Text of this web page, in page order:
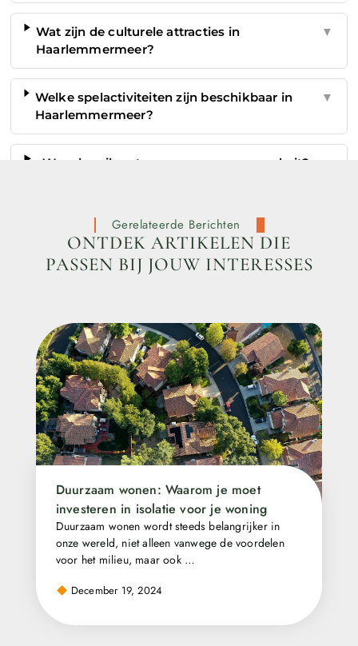
Wat zijn de culturele attracties in
Haarlemmermeer?
▼
Welke spelactiviteiten zijn beschikbaar in
Haarlemmermeer?
▼
Waar kan ik entspannen na een avond uit?
Gerelateerde Berichten
ONTDEK ARTIKELEN DIE
PASSEN BIJ JOUW INTERESSES
Duurzaam wonen: Waarom je moet
investeren in isolatie voor je woning
Duurzaam wonen wordt steeds belangrijker in
onze wereld, niet alleen vanwege de voordelen
voor het milieu, maar ook …
December 19, 2024